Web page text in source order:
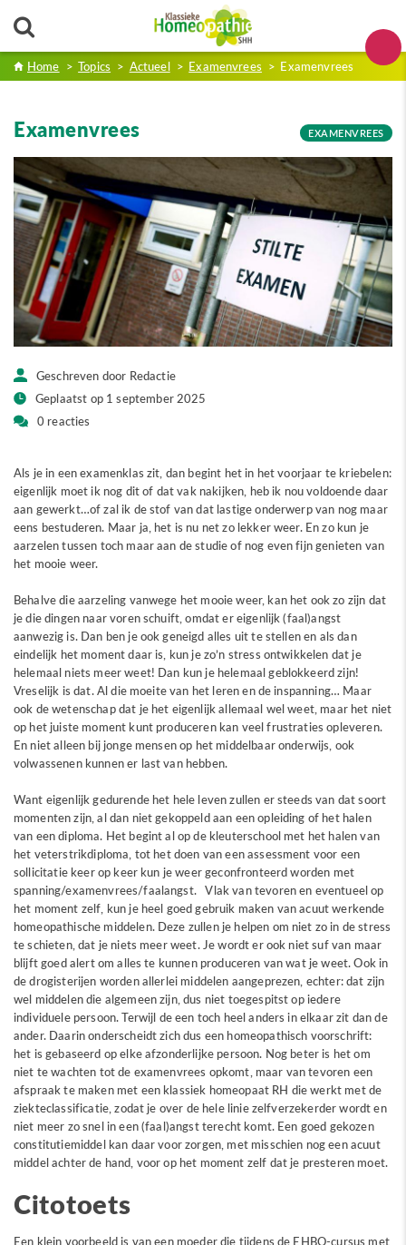
Home > Topics > Actueel > Examenvrees > Examenvrees
Examenvrees EXAMENVREES
Geschreven door Redactie
Geplaatst op 1 september 2025
0 reacties
Als je in een examenklas zit, dan begint het in het voorjaar te kriebelen:
eigenlijk moet ik nog dit of dat vak nakijken, heb ik nou voldoende daar
aan gewerkt…of zal ik de stof van dat lastige onderwerp van nog maar
eens bestuderen. Maar ja, het is nu net zo lekker weer. En zo kun je
aarzelen tussen toch maar aan de studie of nog even fijn genieten van
het mooie weer.
Behalve die aarzeling vanwege het mooie weer, kan het ook zo zijn dat
je die dingen naar voren schuift, omdat er eigenlijk (faal)angst
aanwezig is. Dan ben je ook geneigd alles uit te stellen en als dan
eindelijk het moment daar is, kun je zo’n stress ontwikkelen dat je
helemaal niets meer weet! Dan kun je helemaal geblokkeerd zijn!
Vreselijk is dat. Al die moeite van het leren en de inspanning… Maar
ook de wetenschap dat je het eigenlijk allemaal wel weet, maar het niet
op het juiste moment kunt produceren kan veel frustraties opleveren.
En niet alleen bij jonge mensen op het middelbaar onderwijs, ook
volwassenen kunnen er last van hebben.
Want eigenlijk gedurende het hele leven zullen er steeds van dat soort
momenten zijn, al dan niet gekoppeld aan een opleiding of het halen
van een diploma. Het begint al op de kleuterschool met het halen van
het veterstrikdiploma, tot het doen van een assessment voor een
sollicitatie keer op keer kun je weer geconfronteerd worden met
spanning/examenvrees/faalangst. Vlak van tevoren en eventueel op
het moment zelf, kun je heel goed gebruik maken van acuut werkende
homeopathische middelen. Deze zullen je helpen om niet zo in de stress
te schieten, dat je niets meer weet. Je wordt er ook niet suf van maar
blijft goed alert om alles te kunnen produceren van wat je weet. Ook in
de drogisterijen worden allerlei middelen aangeprezen, echter: dat zijn
wel middelen die algemeen zijn, dus niet toegespitst op iedere
individuele persoon. Terwijl de een toch heel anders in elkaar zit dan de
ander. Daarin onderscheidt zich dus een homeopathisch voorschrift:
het is gebaseerd op elke afzonderlijke persoon. Nog beter is het om
niet te wachten tot de examenvrees opkomt, maar van tevoren een
afspraak te maken met een klassiek homeopaat RH die werkt met de
ziekteclassificatie, zodat je over de hele linie zelfverzekerder wordt en
niet meer zo snel in een (faal)angst terecht komt. Een goed gekozen
constitutiemiddel kan daar voor zorgen, met misschien nog een acuut
middel achter de hand, voor op het moment zelf dat je presteren moet.
Citotoets
Een klein voorbeeld is van een moeder die tijdens de EHBO-cursus met